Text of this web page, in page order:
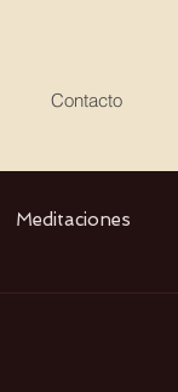
Contacto
Meditaciones